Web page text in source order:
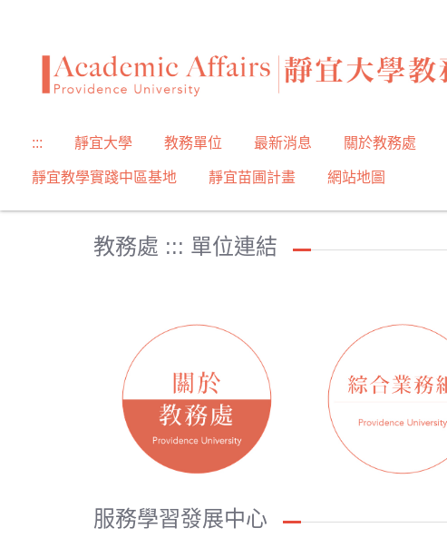
::: 靜宜大學 教務單位 最新消息 關於教務處
靜宜教學實踐中區基地 靜宜苗圃計畫 網站地圖
教務處 ::: 單位連結
服務學習發展中心